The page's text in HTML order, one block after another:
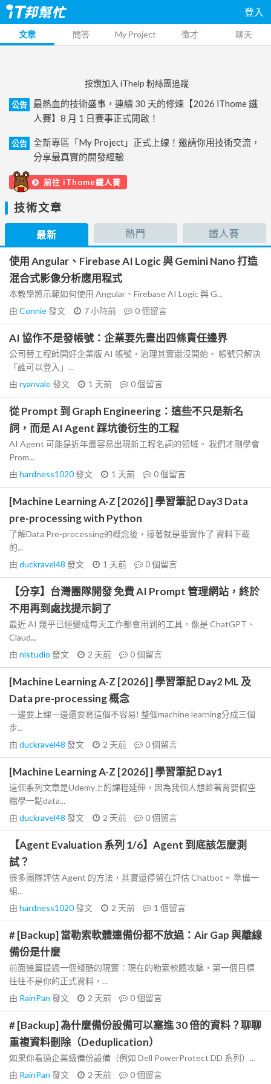
登入
文章 問答 My Project 徵才 聊天
按讚加入 iThelp 粉絲團追蹤
公告
最熱血的技術盛事，連續 30 天的修煉【2026 iThome 鐵
人賽】8 月 1 日賽事正式開啟！
公告
全新專區「My Project」正式上線！邀請你用技術交流，
分享最真實的開發經驗
前往 iThome鐵人賽
技術文章
最新 熱門 鐵人賽
使用 Angular、Firebase AI Logic 與 Gemini Nano 打造
混合式影像分析應用程式
本教學將示範如何使用 Angular、Firebase AI Logic 與 G...
由 Connie發文 7 小時前 0個留言
AI 協作不是發帳號：企業要先畫出四條責任邊界
公司替工程師開好企業版 AI 帳號，治理其實還沒開始。 帳號只解決
「誰可以登入」...
由 ryanvale發文 1 天前 0個留言
從 Prompt 到 Graph Engineering：這些不只是新名
詞，而是 AI Agent 踩坑後衍生的工程
AI Agent 可能是近年最容易出現新工程名詞的領域。 我們才剛學會
Prom...
由 hardness1020發文 1 天前 0個留言
[Machine Learning A-Z [2026] ] 學習筆記 Day3 Data
pre-processing with Python
了解Data Pre-processing的概念後，接著就是要實作了 資料下載
的...
由 duckravel48 發文 1 天前 0個留言
【分享】台灣團隊開發 免費 AI Prompt 管理網站，終於
不用再到處找提示詞了
最近 AI 幾乎已經變成每天工作都會用到的工具。像是 ChatGPT、
Claud...
由 nlstudio 發文 2 天前 0個留言
[Machine Learning A-Z [2026] ] 學習筆記 Day2 ML 及
Data pre-processing 概念
一邊要上課一邊還要寫這個不容易! 整個machine learning分成三個
步...
由 duckravel48 發文 2 天前 0個留言
[Machine Learning A-Z [2026] ] 學習筆記 Day1
這個系列文章是Udemy上的課程延伸，因為我個人想趁著育嬰假空
檔學一點data...
由 duckravel48 發文 2 天前 0個留言
【Agent Evaluation 系列 1/6】Agent 到底該怎麼測
試？
很多團隊評估 Agent 的方法，其實還停留在評估 Chatbot。 準備一
組...
由 hardness1020發文 2 天前 1 個留言
# [Backup] 當勒索軟體連備份都不放過：Air Gap 與離線
備份是什麼
前面幾篇提過一個殘酷的現實：現在的勒索軟體攻擊，第一個目標
往往不是你的正式資料，...
由 RainPan 發文 2 天前 0個留言
# [Backup] 為什麼備份設備可以塞進 30 倍的資料？聊聊
重複資料刪除（Deduplication）
如果你看過企業級備份設備（例如 Dell PowerProtect DD 系列）...
由 RainPan 發文 2 天前 0個留言